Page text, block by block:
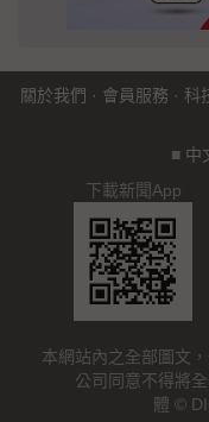
關於我們 · 會員服務 · 科
■ 中
下載新聞App
本網站內之全部圖文
公司同意不得將
體 ©